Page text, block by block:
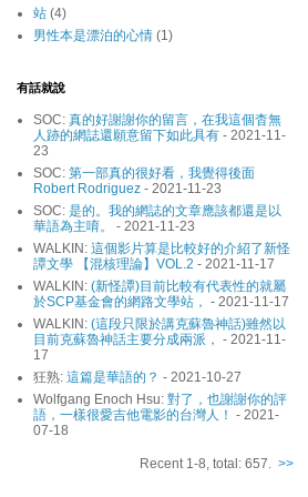
站 (4)
男性本是漂泊的心情 (1)
有話就說
SOC: 真的好謝謝你的留言，在我這個杳無
人跡的網誌還願意留下如此具有 - 2021-11-
23
SOC: 第一部真的很好看，我覺得後面
Robert Rodriguez - 2021-11-23
SOC: 是的。我的網誌的文章應該都還是以
華語為主唷。
- 2021-11-23
WALKIN: 這個影片算是比較好的介紹了新怪
譚文學 【混核理論】VOL.2 - 2021-11-17
WALKIN: (新怪譚)目前比較有代表性的就屬
於SCP基金會的網路文學站， - 2021-11-17
WALKIN: (這段只限於講克蘇魯神話)雖然以
目前克蘇魯神話主要分成兩派， - 2021-11-
17
狂熟: 這篇是華語的？ - 2021-10-27
Wolfgang Enoch Hsu: 對了，也謝謝你的評
語，一樣很愛吉他電影的台灣人！ - 2021-
07-18
Recent 1-8, total: 657. >>